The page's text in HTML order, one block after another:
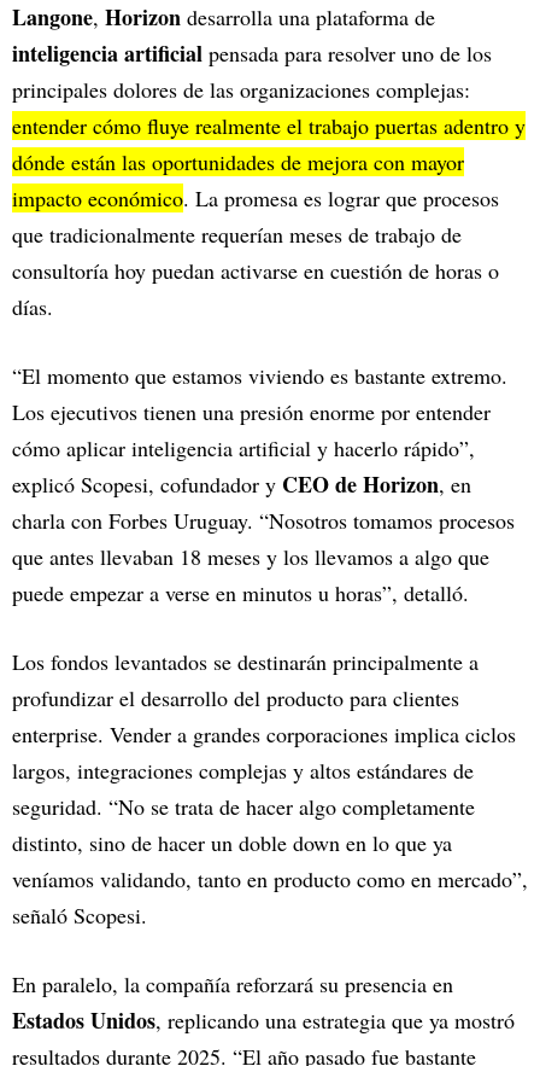
Langone, Horizon desarrolla una plataforma de
inteligencia artificial pensada para resolver uno de los
principales dolores de las organizaciones complejas:
entender cómo fluye realmente el trabajo puertas adentro y
dónde están las oportunidades de mejora con mayor
impacto económico. La promesa es lograr que procesos
que tradicionalmente requerían meses de trabajo de
consultoría hoy puedan activarse en cuestión de horas o
días.
“El momento que estamos viviendo es bastante extremo.
Los ejecutivos tienen una presión enorme por entender
cómo aplicar inteligencia artificial y hacerlo rápido”,
explicó Scopesi, cofundador y CEO de Horizon, en
charla con Forbes Uruguay. “Nosotros tomamos procesos
que antes llevaban 18 meses y los llevamos a algo que
puede empezar a verse en minutos u horas”, detalló.
Los fondos levantados se destinarán principalmente a
profundizar el desarrollo del producto para clientes
enterprise. Vender a grandes corporaciones implica ciclos
largos, integraciones complejas y altos estándares de
seguridad. “No se trata de hacer algo completamente
distinto, sino de hacer un doble down en lo que ya
veníamos validando, tanto en producto como en mercado”,
señaló Scopesi.
En paralelo, la compañía reforzará su presencia en
Estados Unidos, replicando una estrategia que ya mostró
resultados durante 2025. “El año pasado fue bastante